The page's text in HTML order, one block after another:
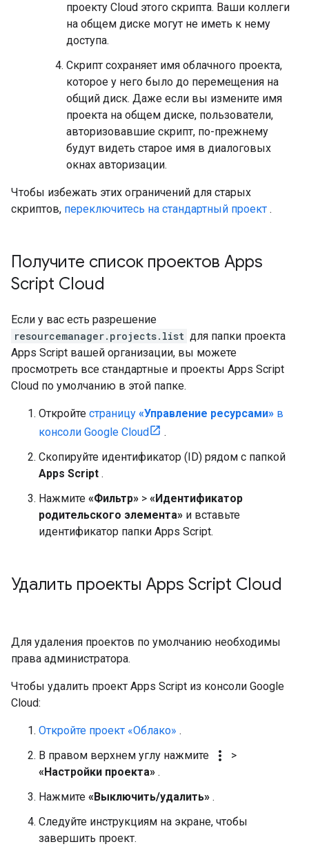
проекту Cloud этого скрипта. Ваши коллеги
на общем диске могут не иметь к нему
доступа.
Скрипт сохраняет имя облачного проекта,
которое у него было до перемещения на
общий диск. Даже если вы измените имя
проекта на общем диске, пользователи,
авторизовавшие скрипт, по-прежнему
будут видеть старое имя в диалоговых
окнах авторизации.
Чтобы избежать этих ограничений для старых
скриптов, переключитесь на стандартный проект .
Получите список проектов Apps
Script Cloud
Если у вас есть разрешение
resourcemanager.projects.list для папки проекта
Apps Script вашей организации, вы можете
просмотреть все стандартные и проекты Apps Script
Cloud по умолчанию в этой папке.
Откройте страницу «Управление ресурсами» в
консоли Google Cloud
.
Скопируйте идентификатор (ID) рядом с папкой
Apps Script .
Нажмите «Фильтр» > «Идентификатор
родительского элемента» и вставьте
идентификатор папки Apps Script.
Удалить проекты Apps Script Cloud
Для удаления проектов по умолчанию необходимы
права администратора.
Чтобы удалить проект Apps Script из консоли Google
Cloud:
Откройте проект «Облако» .
В правом верхнем углу нажмите
more_vert
>
«Настройки проекта» .
Нажмите «Выключить/удалить» .
Следуйте инструкциям на экране, чтобы
завершить проект.